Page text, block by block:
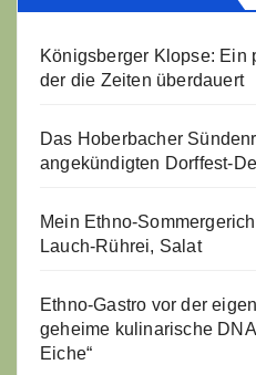
Königsberger Klopse: Ein
der die Zeiten überdauert
Das Hoberbacher
angekündigten Dorffest-
Mein Ethno-
Lauch-Rührei, Salat
Ethno-Gastro vor der
geheime kulinarische
Eiche“